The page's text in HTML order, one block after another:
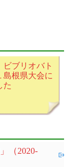
ビブリオバト
島根県大会に
た
（2020-